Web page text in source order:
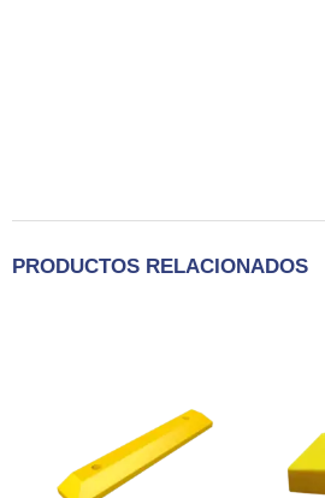
PRODUCTOS RELACIONADOS